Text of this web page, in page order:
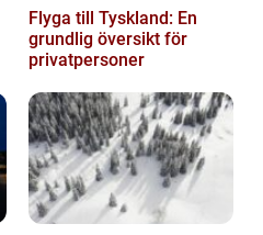
Flyga till Tyskland: En
grundlig översikt för
privatpersoner